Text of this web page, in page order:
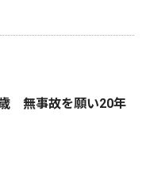
無事故を願い20年